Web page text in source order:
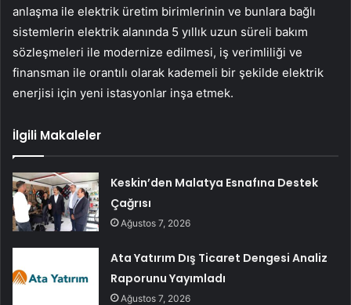
anlaşma ile elektrik üretim birimlerinin ve bunlara bağlı
sistemlerin elektrik alanında 5 yıllık uzun süreli bakım
sözleşmeleri ile modernize edilmesi, iş verimliliği ve
finansman ile orantılı olarak kademeli bir şekilde elektrik
enerjisi için yeni istasyonlar inşa etmek.
İlgili Makaleler
Keskin’den Malatya Esnafına Destek
Çağrısı
Ağustos 7, 2026
Ata Yatırım Dış Ticaret Dengesi Analiz
Raporunu Yayımladı
Ağustos 7, 2026